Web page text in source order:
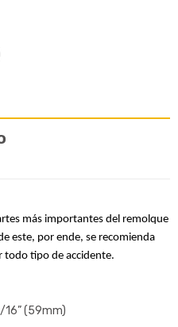
más importantes del remolque
este, por ende, se recomienda
todo tipo de accidente.
16” (59mm)